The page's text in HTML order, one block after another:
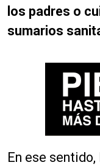
los padres o
sumarios
En ese